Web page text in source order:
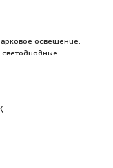
освещение
светодиодные